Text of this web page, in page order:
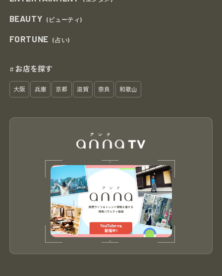
BEAUTY (ビューティ)
FORTUNE (占い)
# お店を探す
大阪 兵庫 京都 滋賀 奈良 和歌山